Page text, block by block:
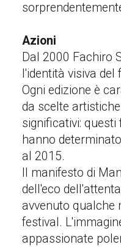
Azioni
Dal 2000 Fachiro
l'identità visiva
Ogni edizione è
da scelte
significativi: questi
hanno
al 2015.
Il manifesto di
dell'eco
avvenuto qualche
festival.
appassionate